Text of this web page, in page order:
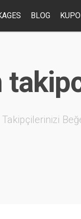
BLOG
Takipçilerinizi